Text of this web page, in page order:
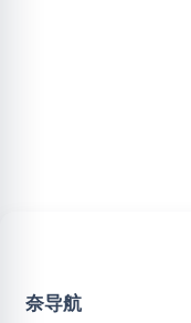
奈导航